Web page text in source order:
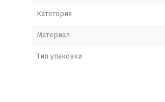
Категория
Материал
Тип упаковки